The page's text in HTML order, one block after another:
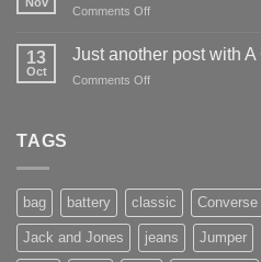
Comments Offon
Flatsome
13
Oct
Just another post with A
Comments Offon
Gallery
TAGS
bag battery classic Converse
Jack and Jones jeans Jumper